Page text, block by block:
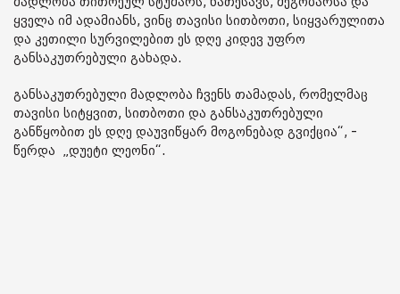
ყველა იმ ადამიანს, ვინც თავისი სითბოთი, სიყვარულითა
და კეთილი სურვილებით ეს დღე კიდევ უფრო
განსაკუთრებული გახადა.
განსაკუთრებული მადლობა ჩვენს თამადას, რომელმაც
თავისი სიტყვით, სითბოთი და განსაკუთრებული
განწყობით ეს დღე დაუვიწყარ მოგონებად გვიქცია“, -
წერდა „დუეტი ლეონი“.